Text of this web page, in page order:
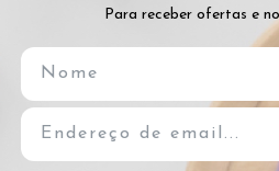
Para receber ofertas e